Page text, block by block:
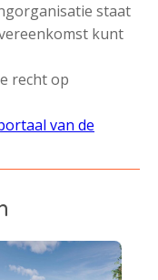
staat
kunt
recht op
van de